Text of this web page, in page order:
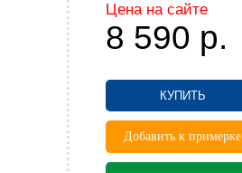
Цена на сайте
8 590 р.
КУПИТЬ
Добавить к примерке